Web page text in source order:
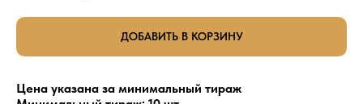
ДОБАВИТЬ В КОРЗИНУ
Цена указана за минимальный тираж